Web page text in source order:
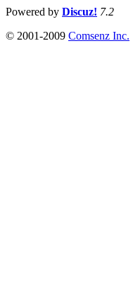
Powered by Discuz! 7.2
© 2001-2009 Comsenz Inc.